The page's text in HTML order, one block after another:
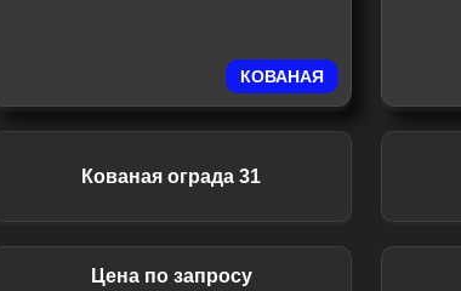
КОВАНАЯ
Кованая ограда 31
Цена по запросу